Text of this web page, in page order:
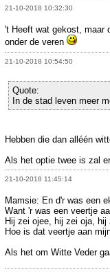
21-10-2018 10:32:30
't Heeft wat gekost, maar
onder de veren
21-10-2018 10:54:50
Quote:
In de stad leven meer
Hebben die dan alléén
Als het optie twee is zal
21-10-2018 11:45:14
Mamsie: En d'r was een
Want 'r was een veertje
Hij zei ojee, hij zei oja, hij
Hoe is dat veertje aan
Als het om Witte Veder